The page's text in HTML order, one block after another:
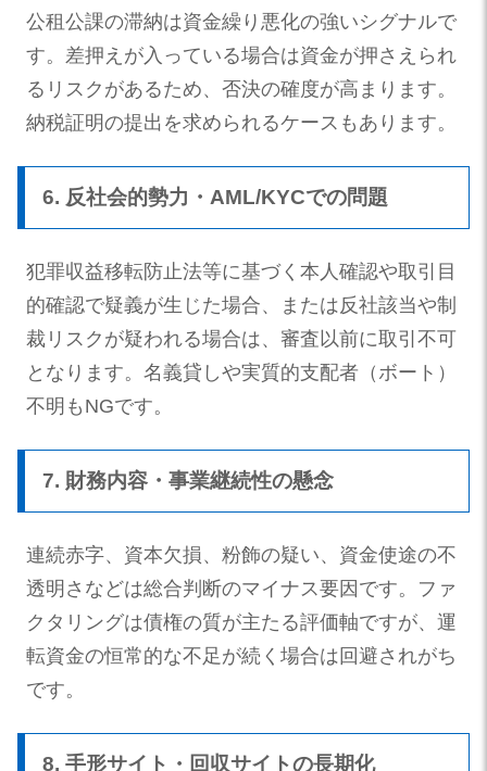
公租公課の滞納は資金繰り悪化の強いシグナルで
す。差押えが入っている場合は資金が押さえられ
るリスクがあるため、否決の確度が高まります。
納税証明の提出を求められるケースもあります。
6. 反社会的勢力・AML/KYCでの問題
犯罪収益移転防止法等に基づく本人確認や取引目
的確認で疑義が生じた場合、または反社該当や制
裁リスクが疑われる場合は、審査以前に取引不可
となります。名義貸しや実質的支配者（ボート）
不明もNGです。
7. 財務内容・事業継続性の懸念
連続赤字、資本欠損、粉飾の疑い、資金使途の不
透明さなどは総合判断のマイナス要因です。ファ
クタリングは債権の質が主たる評価軸ですが、運
転資金の恒常的な不足が続く場合は回避されがち
です。
8. 手形サイト・回収サイトの長期化